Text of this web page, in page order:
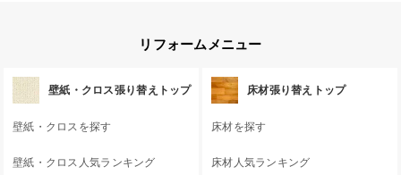
リフォームメニュー
壁紙・クロス張り替えトップ
壁紙・クロスを探す
壁紙・クロス人気ランキング
床材張り替えトップ
床材を探す
床材人気ランキング